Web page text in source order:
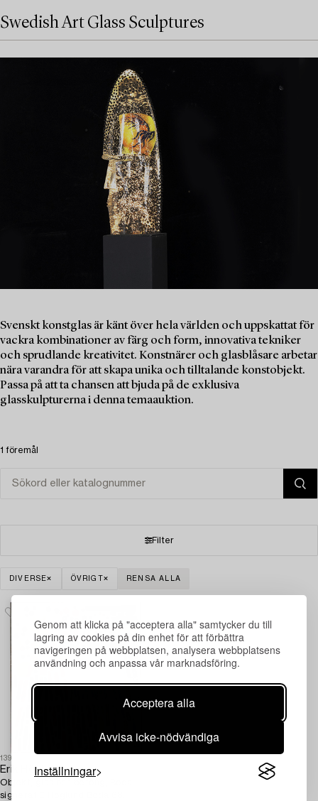
Genom att klicka på "acceptera alla" samtycker du till
lagring av cookies på din enhet för att förbättra
navigeringen på webbplatsen, analysera webbplatsens
användning och anpassa vår marknadsföring.
Acceptera alla
Avvisa icke-nödvändiga
Inställningar
Swedish Art Glass Sculptures
Svenskt konstglas är känt över hela världen och uppskattat för
vackra kombinationer av färg och form, innovativa tekniker
och sprudlande kreativitet. Konstnärer och glasblåsare arbetar
nära varandra för att skapa unika och tilltalande konstobjekt.
Passa på att ta chansen att bjuda på de exklusiva
glasskulpturerna i denna temaauktion.
1 föremål
Filter
DIVERSE ÖVRIGT RENSA ALLA
1393754
Erik Höglund
Objekt, glas och betong, Boda,
signerat E Höglund Boda 68.